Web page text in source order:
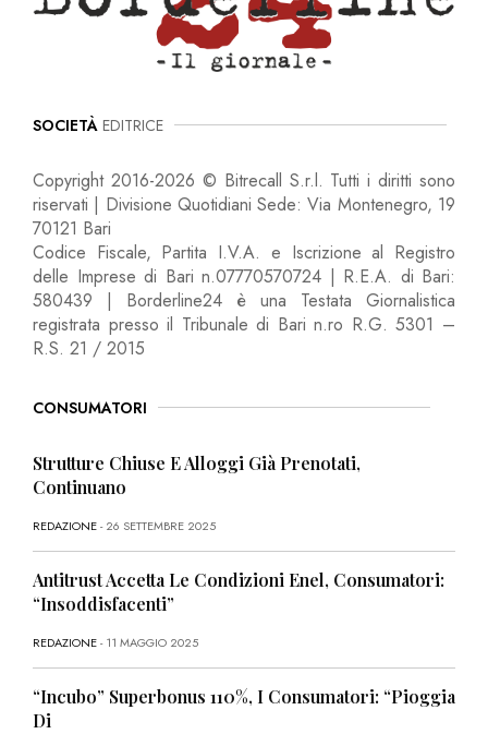
SOCIETÀ EDITRICE
Copyright 2016-2026 © Bitrecall S.r.l. Tutti i diritti sono
riservati | Divisione Quotidiani Sede: Via Montenegro, 19
70121 Bari
Codice Fiscale, Partita I.V.A. e Iscrizione al Registro
delle Imprese di Bari n.07770570724 | R.E.A. di Bari:
580439 | Borderline24 è una Testata Giornalistica
registrata presso il Tribunale di Bari n.ro R.G. 5301 –
R.S. 21 / 2015
CONSUMATORI
Strutture Chiuse E Alloggi Già Prenotati,
Continuano
REDAZIONE- 26 SETTEMBRE 2025
Antitrust Accetta Le Condizioni Enel, Consumatori:
“Insoddisfacenti”
REDAZIONE- 11 MAGGIO 2025
“Incubo” Superbonus 110%, I Consumatori: “Pioggia
Di